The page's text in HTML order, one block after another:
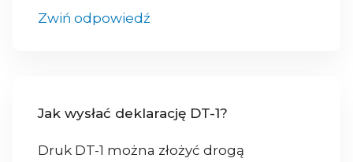
Zwiń odpowiedź
Jak wysłać deklarację DT-1?
Druk DT-1 można złożyć drogą